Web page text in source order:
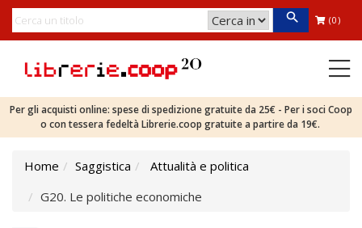
(0)
Per gli acquisti online: spese di spedizione gratuite da 25€ - Per i soci Coop
o con tessera fedeltà Librerie.coop gratuite a partire da 19€.
Home Saggistica
Attualità e politica
G20. Le politiche economiche